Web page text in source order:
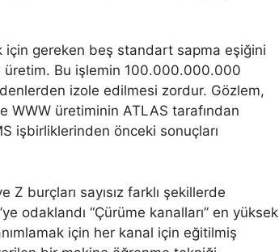
için gereken beş standart sapma eşiğini
Bu işlemin 100.000.000.000
izole edilmesi zordur. Gözlem,
WWW üretiminin ATLAS tarafından
işbirliklerinden önceki sonuçları
Z burçları sayısız farklı şekillerde
odaklandı “Çürüme kanalları” en yüksek
için her kanal için eğitilmiş